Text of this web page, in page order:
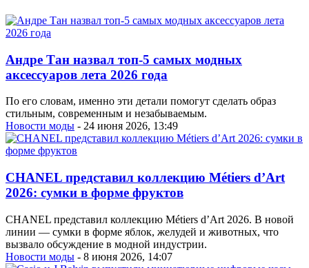
Андре Тан назвал топ-5 самых модных
аксессуаров лета 2026 года
По его словам, именно эти детали помогут сделать образ
стильным, современным и незабываемым.
Новости моды - 24 июня 2026, 13:49
CHANEL представил коллекцию Métiers d’Art
2026: сумки в форме фруктов
CHANEL представил коллекцию Métiers d’Art 2026. В новой
линии — сумки в форме яблок, желудей и животных, что
вызвало обсуждение в модной индустрии.
Новости моды - 8 июня 2026, 14:07